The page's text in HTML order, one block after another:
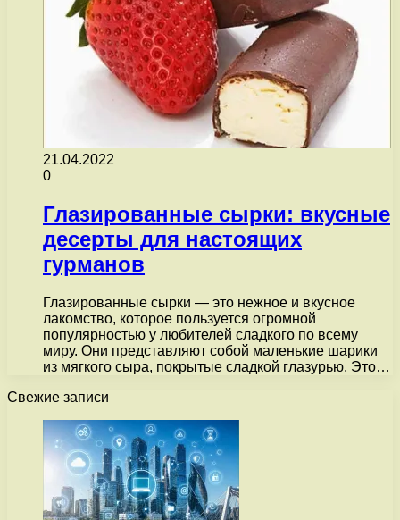
21.04.2022
0
Глазированные сырки: вкусные
десерты для настоящих
гурманов
Глазированные сырки — это нежное и вкусное
лакомство, которое пользуется огромной
популярностью у любителей сладкого по всему
миру. Они представляют собой маленькие шарики
из мягкого сыра, покрытые сладкой глазурью. Это…
Свежие записи